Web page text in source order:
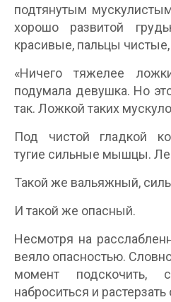
подтянутым
хорошо развитой
красивые, пальцы
«Ничего тяжелее
подумала девушка. Но
так. Ложкой таких
Под чистой гладкой
тугие сильные мышцы.
Такой же вальяжный,
И такой же опасный.
Несмотря на
веяло опасностью.
момент подскочить,
наброситься и